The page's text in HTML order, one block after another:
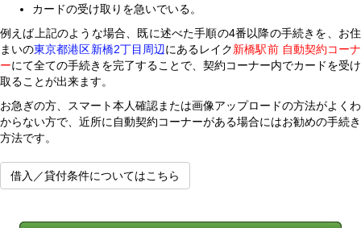
カードの受け取りを急いでいる。
例えば上記のような場合、既に述べた手順の4番以降の手続きを、お住
まいの東京都港区新橋2丁目周辺にあるレイク新橋駅前 自動契約コーナ
ーにて全ての手続きを完了することで、契約コーナー内でカードを受け
取ることが出来ます。
お急ぎの方、スマート本人確認または画像アップロードの方法がよくわ
からない方で、近所に自動契約コーナーがある場合にはお勧めの手続き
方法です。
借入／貸付条件についてはこちら